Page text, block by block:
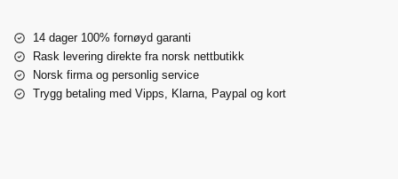
14 dager 100% fornøyd garanti
Rask levering direkte fra norsk nettbutikk
Norsk firma og personlig service
Trygg betaling med Vipps, Klarna, Paypal og kort